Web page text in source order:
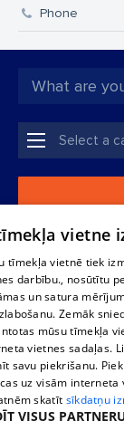
Phone
If your
Reproduction, or
information
any form is
prohibited.
website 1188 is
1188 website.
vietne
tīmekļa vietnē tiek
darbību., nosūtītu
un satura
Zemāk
mūsu tīmekļa
vietnes sadaļas.
savu piekrišanu.
uz visām
skatīt sīkdatņu
VISUS